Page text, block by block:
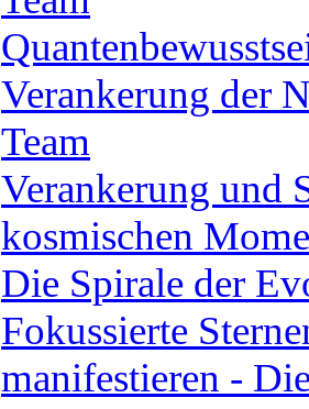
Verankerung der
Team
Verankerung und
kosmischen
Die Spirale der
Fokussierte
manifestieren -